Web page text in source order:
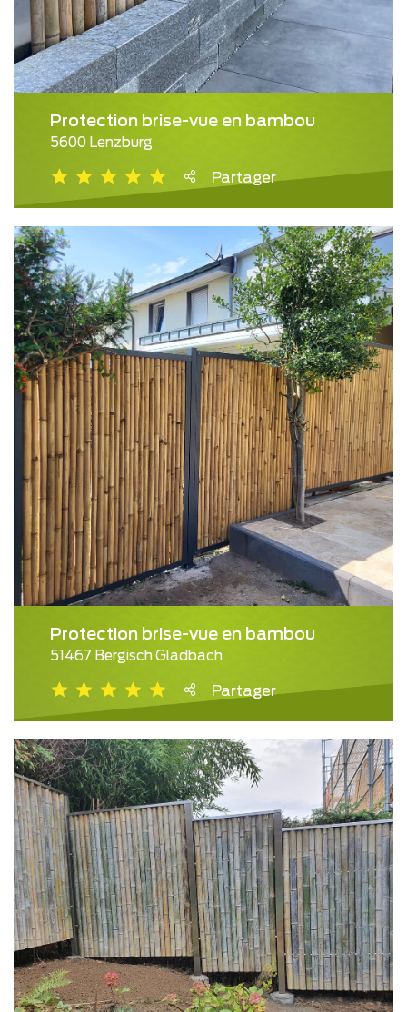
Protection brise-vue en bambou
5600 Lenzburg
Partager
Protection brise-vue en bambou
51467 Bergisch Gladbach
Partager